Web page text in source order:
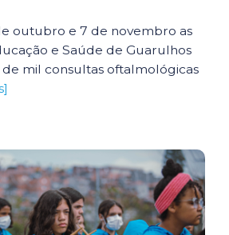
outubro e 7 de novembro as
e Saúde de Guarulhos
mil consultas oftalmológicas